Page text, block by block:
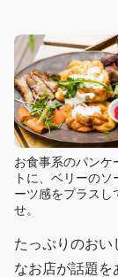
お食事系のパンケ
トに、ベリーのソ
ーツ感をプラスし
せ。
たっぷりのおい
なお店が話題を